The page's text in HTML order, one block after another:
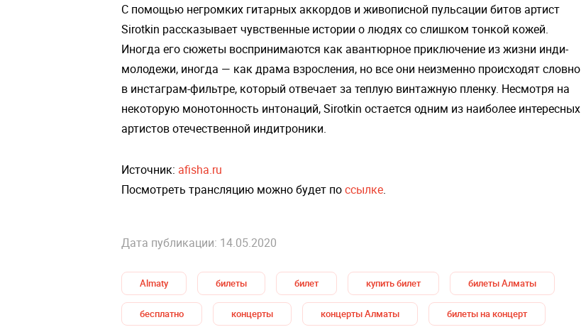
С помощью негромких гитарных аккордов и живописной пульсации битов артист
Sirotkin рассказывает чувственные истории о людях со слишком тонкой кожей.
Иногда его сюжеты воспринимаются как авантюрное приключение из жизни инди-
молодежи, иногда — как драма взросления, но все они неизменно происходят словно
в инстаграм-фильтре, который отвечает за теплую винтажную пленку. Несмотря на
некоторую монотонность интонаций, Sirotkin остается одним из наиболее интересных
артистов отечественной индитроники.
Источник: afisha.ru
Посмотреть трансляцию можно будет поссылке.
Дата публикации: 14.05.2020
Almaty билеты билет купить билет билеты Алматы
бесплатно концерты концерты Алматы билеты на концерт